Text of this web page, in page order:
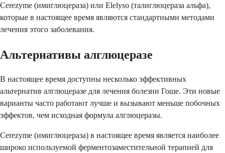
Cerezyme (имиглюцераза) или Elelyso (талиглюцераза альфа),
которые в настоящее время являются стандартными методами
лечения этого заболевания.
Альтернативы алглюцеразе
В настоящее время доступны несколько эффективных
альтернатив алглюцеразе для лечения болезни Гоше. Эти новые
варианты часто работают лучше и вызывают меньше побочных
эффектов, чем исходная формула алглюцеразы.
Cerezyme (имиглюцераза) в настоящее время является наиболее
широко используемой ферментозаместительной терапией для